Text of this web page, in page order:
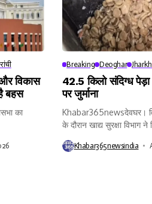
रांची
विकास
बहस
का
Breaking Deoghar
42.5 किलो संदिग्ध पेड़ा
पर जुर्माना
Khabar365newsदेवघर।
के दौरान खाद्य सुरक्षा विभाग ने
Khabar365newsindia